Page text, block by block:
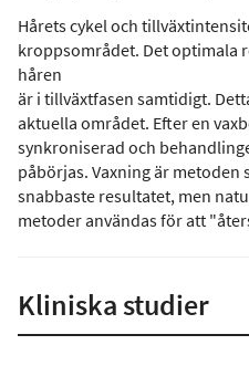
Hårets cykel och
kroppsområdet. Det optimala
håren
är i tillväxtfasen samtidigt.
aktuella området. Efter en
synkroniserad och
påbörjas. Vaxning är metoden
snabbaste resultatet, men
metoder användas för att
Kliniska studier